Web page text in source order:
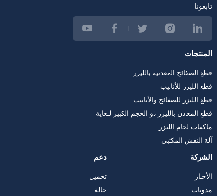
تابعونا
المنتجات
قطع الصفائح المعدنية بالليزر
قطع الليزر للأنابيب
قطع الليزر للصفائح والأنابيب
قطع المعادن بالليزر ذو الحجم الكبير للغاية
ماكينات لحام الليزر
آلة النقش المكتبي
الشركة
الأخبار
مدونات
دعم
تحميل
حالة